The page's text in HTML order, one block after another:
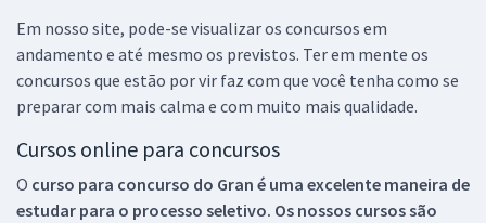
Em nosso site, pode-se visualizar os concursos em
andamento e até mesmo os previstos. Ter em mente os
concursos que estão por vir faz com que você tenha como se
preparar com mais calma e com muito mais qualidade.
Cursos online para concursos
O curso para concurso do Gran é uma excelente maneira de
estudar para o processo seletivo. Os nossos cursos são